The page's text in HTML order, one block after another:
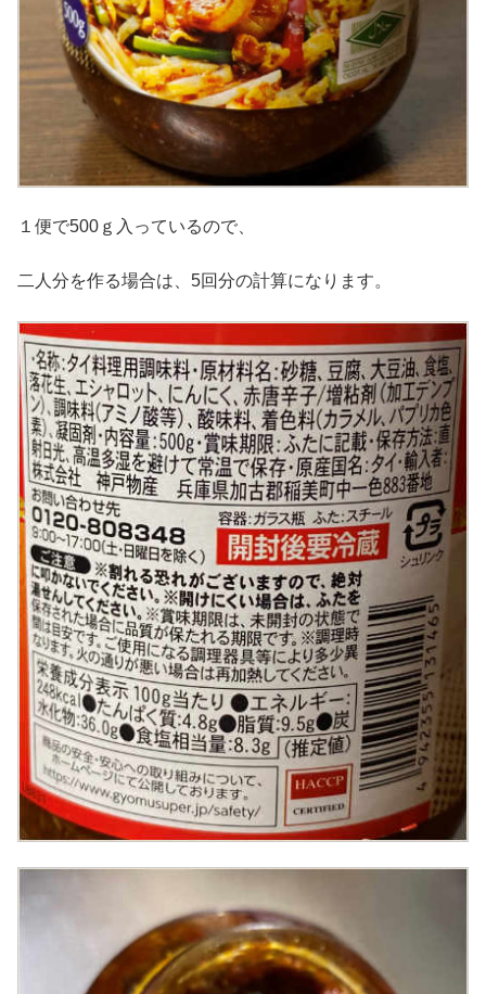
１便で500ｇ入っているので、
二人分を作る場合は、5回分の計算になります。